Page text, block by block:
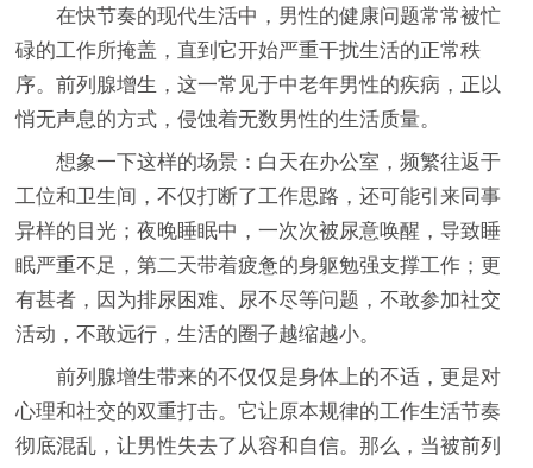
在快节奏的现代生活中，男性的健康问题常常被忙
碌的工作所掩盖，直到它开始严重干扰生活的正常秩
序。前列腺增生，这一常见于中老年男性的疾病，正以
悄无声息的方式，侵蚀着无数男性的生活质量。
想象一下这样的场景：白天在办公室，频繁往返于
工位和卫生间，不仅打断了工作思路，还可能引来同事
异样的目光；夜晚睡眠中，一次次被尿意唤醒，导致睡
眠严重不足，第二天带着疲惫的身躯勉强支撑工作；更
有甚者，因为排尿困难、尿不尽等问题，不敢参加社交
活动，不敢远行，生活的圈子越缩越小。
前列腺增生带来的不仅仅是身体上的不适，更是对
心理和社交的双重打击。它让原本规律的工作生活节奏
彻底混乱，让男性失去了从容和自信。那么，当被前列